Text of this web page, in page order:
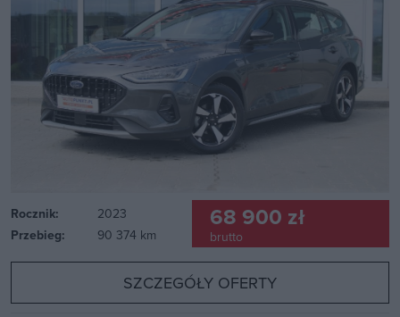
Rocznik:
2023
Przebieg:
90 374 km
68 900 zł
brutto
SZCZEGÓŁY OFERTY